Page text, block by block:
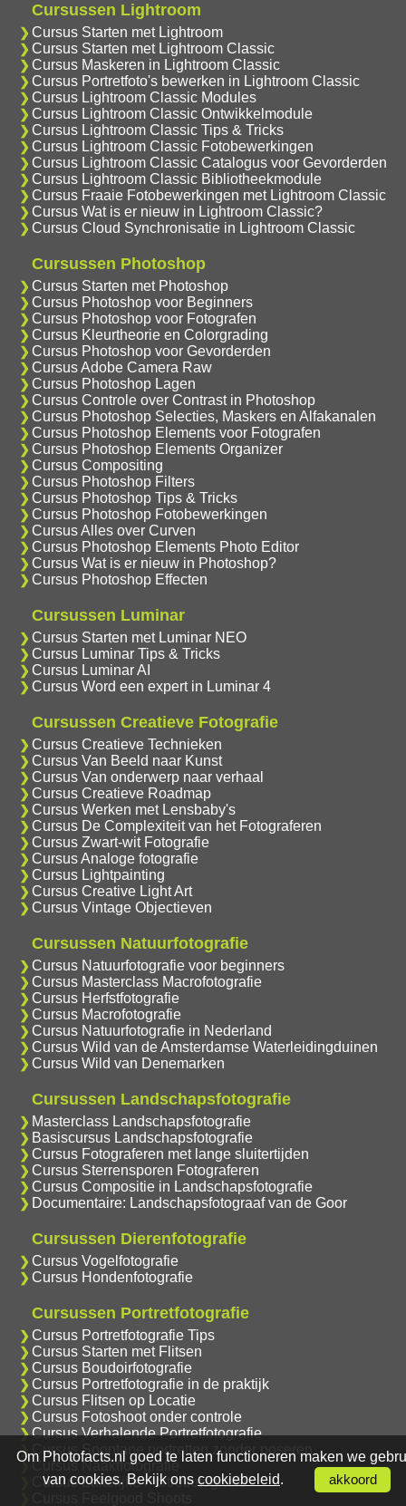
Cursussen Lightroom
Cursus Starten met Lightroom
Cursus Starten met Lightroom Classic
Cursus Maskeren in Lightroom Classic
Cursus Portretfoto's bewerken in Lightroom Classic
Cursus Lightroom Classic Modules
Cursus Lightroom Classic Ontwikkelmodule
Cursus Lightroom Classic Tips & Tricks
Cursus Lightroom Classic Fotobewerkingen
Cursus Lightroom Classic Catalogus voor Gevorderden
Cursus Lightroom Classic Bibliotheekmodule
Cursus Fraaie Fotobewerkingen met Lightroom Classic
Cursus Wat is er nieuw in Lightroom Classic?
Cursus Cloud Synchronisatie in Lightroom Classic
Cursussen Photoshop
Cursus Starten met Photoshop
Cursus Photoshop voor Beginners
Cursus Photoshop voor Fotografen
Cursus Kleurtheorie en Colorgrading
Cursus Photoshop voor Gevorderden
Cursus Adobe Camera Raw
Cursus Photoshop Lagen
Cursus Controle over Contrast in Photoshop
Cursus Photoshop Selecties, Maskers en Alfakanalen
Cursus Photoshop Elements voor Fotografen
Cursus Photoshop Elements Organizer
Cursus Compositing
Cursus Photoshop Filters
Cursus Photoshop Tips & Tricks
Cursus Photoshop Fotobewerkingen
Cursus Alles over Curven
Cursus Photoshop Elements Photo Editor
Cursus Wat is er nieuw in Photoshop?
Cursus Photoshop Effecten
Cursussen Luminar
Cursus Starten met Luminar NEO
Cursus Luminar Tips & Tricks
Cursus Luminar AI
Cursus Word een expert in Luminar 4
Cursussen Creatieve Fotografie
Cursus Creatieve Technieken
Cursus Van Beeld naar Kunst
Cursus Van onderwerp naar verhaal
Cursus Creatieve Roadmap
Cursus Werken met Lensbaby's
Cursus De Complexiteit van het Fotograferen
Cursus Zwart-wit Fotografie
Cursus Analoge fotografie
Cursus Lightpainting
Cursus Creative Light Art
Cursus Vintage Objectieven
Cursussen Natuurfotografie
Cursus Natuurfotografie voor beginners
Cursus Masterclass Macrofotografie
Cursus Herfstfotografie
Cursus Macrofotografie
Cursus Natuurfotografie in Nederland
Cursus Wild van de Amsterdamse Waterleidingduinen
Cursus Wild van Denemarken
Cursussen Landschapsfotografie
Masterclass Landschapsfotografie
Basiscursus Landschapsfotografie
Cursus Fotograferen met lange sluitertijden
Cursus Sterrensporen Fotograferen
Cursus Compositie in Landschapsfotografie
Documentaire: Landschapsfotograaf van de Goor
Cursussen Dierenfotografie
Cursus Vogelfotografie
Cursus Hondenfotografie
Cursussen Portretfotografie
Cursus Portretfotografie Tips
Cursus Starten met Flitsen
Cursus Boudoirfotografie
Cursus Portretfotografie in de praktijk
Cursus Flitsen op Locatie
Cursus Fotoshoot onder controle
Cursus Verhalende Portretfotografie
Cursus Spontane portretten zonder poseren
Cursus Naaktfotografie
Cursus Zakelijke Portretfotografie
Om Photofacts.nl goed te laten functioneren maken we
van cookies. Bekijk ons cookiebeleid. akkoord